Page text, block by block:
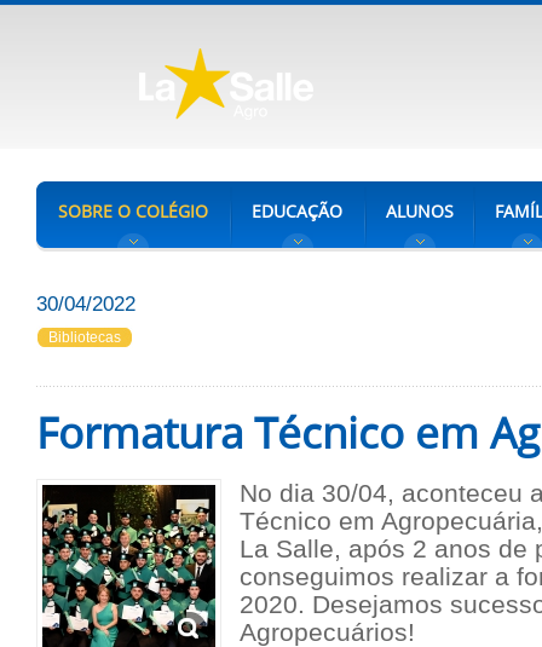
SOBRE O COLÉGIO EDUCAÇÃO ALUNOS
30/04/2022
Bibliotecas
Formatura Técnico em
No dia 30/04, aconteceu
Técnico em
La Salle, após 2 anos de
conseguimos realizar a
2020. Desejamos
Agropecuários!